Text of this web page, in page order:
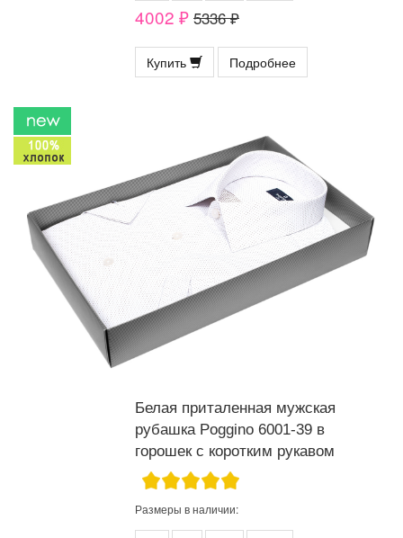
4002 ₽ 5336 ₽
Купить Подробнее
Белая приталенная мужская
рубашка Poggino 6001-39 в
горошек с коротким рукавом
Размеры в наличии: